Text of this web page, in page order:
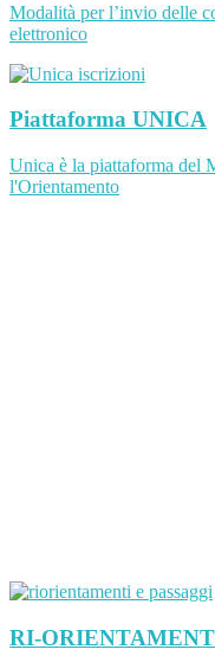
Modalità per l’invio delle
elettronico
Piattaforma UNICA
Unica è la piattaforma del
l'Orientamento
RI-